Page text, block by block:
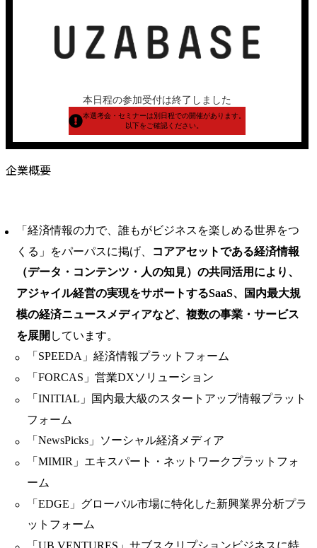
本日程の参加受付は終了しました
本選考会・セミナーは別日程での開催があります。
以下をご確認ください。
企業概要
「経済情報の力で、誰もがビジネスを楽しめる世界をつ
くる」をパーパスに掲げ、
コアアセットである経済情報
（データ・コンテンツ・人の知見）の共同活用により、
アジャイル経営の実現をサポートするSaaS、国内最大規
模の経済ニュースメディアなど、複数の事業・サービス
を展開 しています。
「SPEEDA」経済情報プラットフォーム
「FORCAS」営業DXソリューション
「INITIAL」国内最大級のスタートアップ情報プラット
フォーム
「NewsPicks」ソーシャル経済メディア
「MIMIR」エキスパート・ネットワークプラットフォ
ーム
「EDGE」グローバル市場に特化した新興業界分析プラ
ットフォーム
「UB VENTURES」サブスクリプションビジネスに特